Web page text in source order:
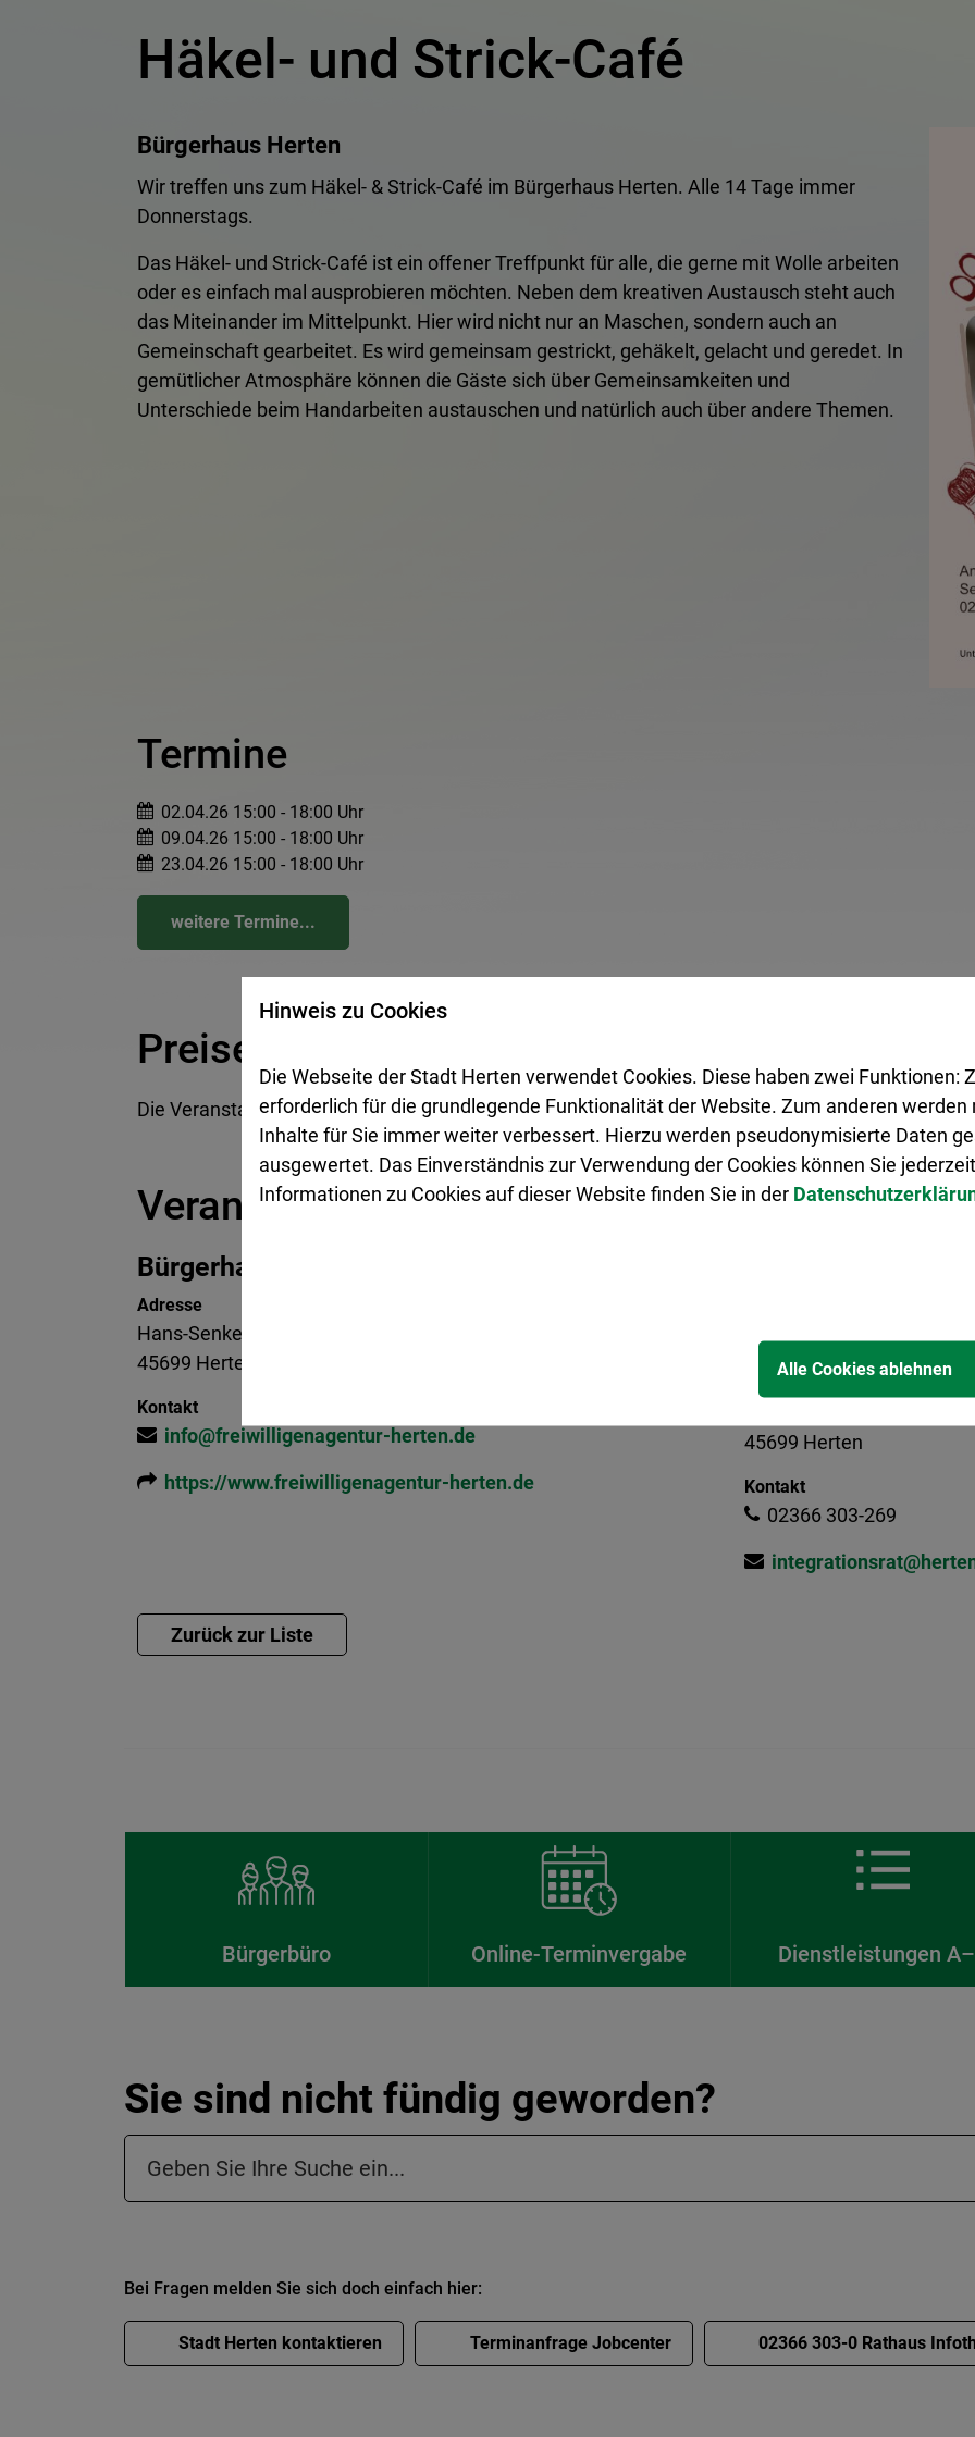
Häkel- und Strick-Café
Bürgerhaus Herten
Wir treffen uns zum Häkel- & Strick-Café im Bürgerhaus Herten. Alle 14 Tage immer
Donnerstags.
Das Häkel- und Strick-Café ist ein offener Treffpunkt für alle, die gerne mit Wolle arbeiten
oder es einfach mal ausprobieren möchten. Neben dem kreativen Austausch steht auch
das Miteinander im Mittelpunkt. Hier wird nicht nur an Maschen, sondern auch an
Gemeinschaft gearbeitet. Es wird gemeinsam gestrickt, gehäkelt, gelacht und geredet. In
gemütlicher Atmosphäre können die Gäste sich über Gemeinsamkeiten und
Unterschiede beim Handarbeiten austauschen und natürlich auch über andere Themen.
Termine
02.04.26 15:00 - 18:00 Uhr
09.04.26 15:00 - 18:00 Uhr
23.04.26 15:00 - 18:00 Uhr
weitere Termine...
Preise
Die Veranstaltung ist kostenfrei.
Veranstaltungsort
Bürgerhaus Herten
Adresse
Hans-Senkel-Platz 1
45699 Herten
Kontakt
info@freiwilligenagentur-herten.de
https://www.freiwilligenagentur-herten.de
Veranstalter
Ansprechpartner/-in:
45699 Herten
Kontakt
02366 303-269
Bürgerbüro Online-Terminvergabe Dienstleistungen
Sie sind nicht fündig geworden?
Suchfeld in der Fußzeile
Bei Fragen melden Sie sich doch einfach hier:
Stadt Herten kontaktieren Terminanfrage Jobcenter 02366 303-0 Rathaus
Hinweis zu Cookies
Die Webseite der Stadt Herten verwendet Cookies. Diese haben zwei Funktionen:
erforderlich für die grundlegende Funktionalität der Website. Zum anderen
Inhalte für Sie immer weiter verbessert. Hierzu werden pseudonymisierte Daten
ausgewertet. Das Einverständnis zur Verwendung der Cookies können Sie
Informationen zu Cookies auf dieser Website finden Sie in der
Alle Cookies ablehnen